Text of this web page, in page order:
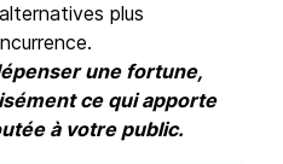
plus
une fortune,
ce qui apporte
à votre public.